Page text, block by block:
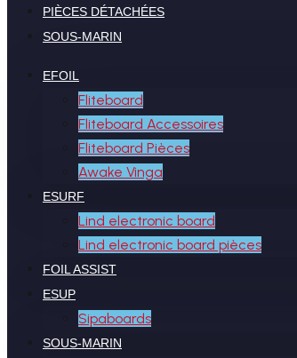
PIÈCES DÉTACHÉES
SOUS-MARIN
EFOIL
Fliteboard
Fliteboard Accessoires
Fliteboard Pièces
Awake Vinga
ESURF
Lind electronic board
Lind electronic board pièces
FOIL ASSIST
ESUP
Sipaboards
SOUS-MARIN